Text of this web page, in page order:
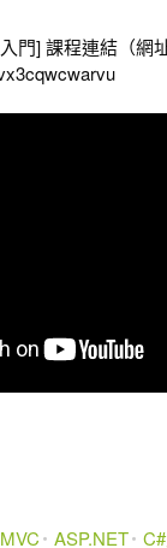
門] 課程連結（網
ASP.NET